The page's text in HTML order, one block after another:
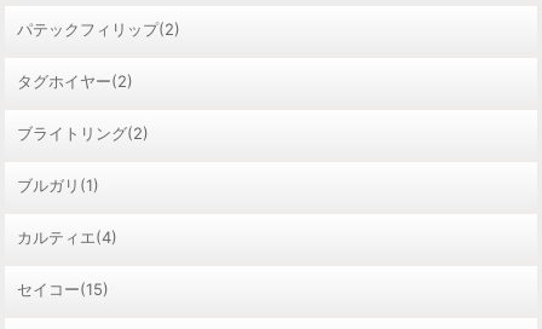
パテックフィリップ(2)
タグホイヤー(2)
ブライトリング(2)
ブルガリ(1)
カルティエ(4)
セイコー(15)